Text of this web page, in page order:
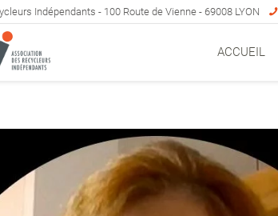
Indépendants - 100 Route de Vienne - 69008 LYON
ACCUEIL